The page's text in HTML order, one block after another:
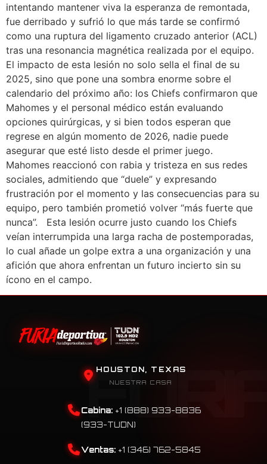
intentando mantener viva la esperanza de remontada,
fue derribado y sufrió lo que más tarde se confirmó
como una ruptura del ligamento cruzado anterior (ACL)
tras una resonancia magnética realizada por el equipo.
El impacto de esta lesión no solo sella el final de su
2025, sino que pone una sombra enorme sobre el
calendario del próximo año: los Chiefs confirmaron que
Mahomes y el personal médico están evaluando
opciones quirúrgicas, y si bien todos esperan que
regrese en algún momento de 2026, nadie puede
asegurar que esté listo desde el primer juego.
Mahomes reaccionó con rabia y tristeza en sus redes
sociales, admitiendo que “duele” y expresando
frustración por el momento y las consecuencias para su
equipo, pero también prometió volver “más fuerte que
nunca”. Esta lesión ocurre justo cuando los Chiefs
veían interrumpida una larga racha de postemporadas,
lo cual añade un golpe extra a una organización y una
afición que ahora enfrentan un futuro incierto sin su
ícono en el campo.
HOUSTON, TEXAS
NUESTRA CASA
Cabina: +1 (888) 933-8836
(933-TUDN)
Ventas: +1 (346) 762-5845